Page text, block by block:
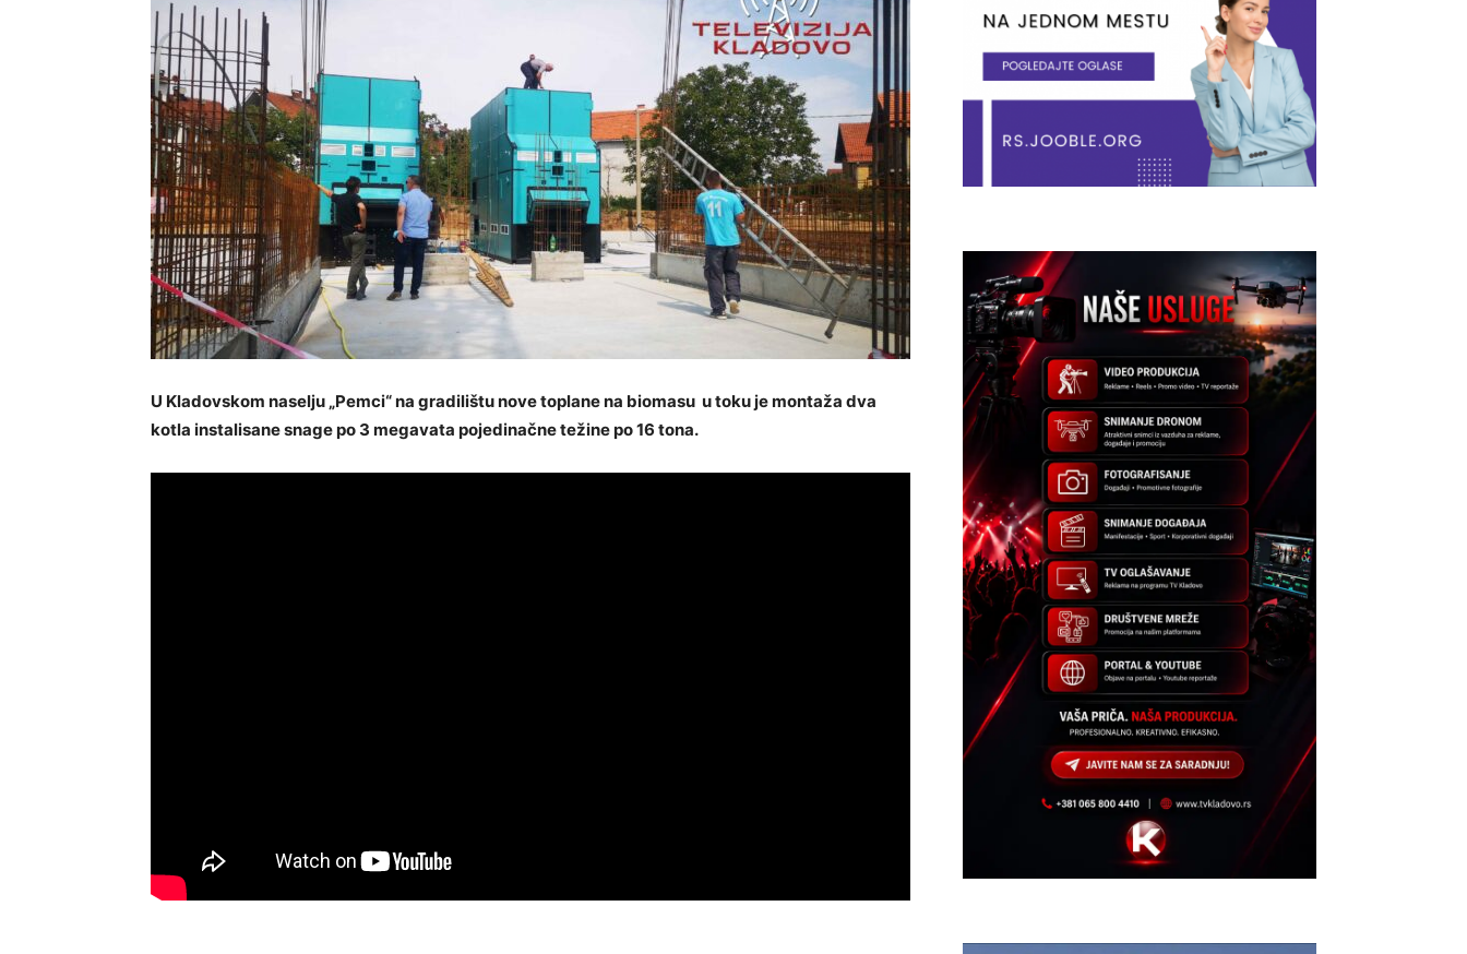
U Kladovskom naselju „Pemci“ na gradilištu nove toplane na biomasu u toku je montaža dva
kotla instalisane snage po 3 megavata pojedinačne težine po 16 tona.